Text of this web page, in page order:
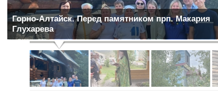
Горно-Алтайск. Перед памятником прп. Макария
Глухарева